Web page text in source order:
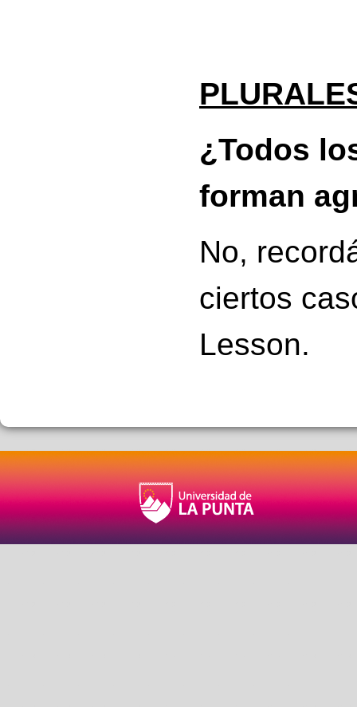
¿Todos
forman
No,
ciertos
Lesson.